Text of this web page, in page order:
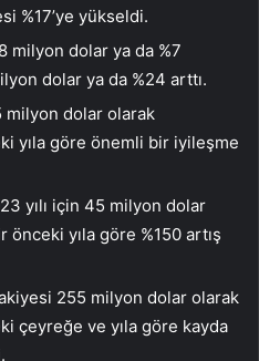
%17’ye yükseldi.
milyon dolar ya da %7
dolar ya da %24 arttı.
milyon dolar olarak
yıla göre önemli bir iyileşme
yılı için 45 milyon dolar
yıla göre %150 artış
255 milyon dolar olarak
çeyreğe ve yıla göre kayda